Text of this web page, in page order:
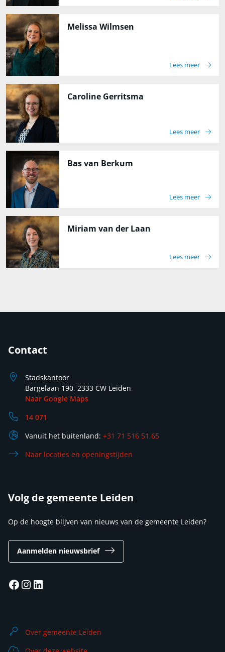
Melissa Wilmsen
Lees meer
Caroline Gerritsma
Lees meer
Bas van Berkum
Lees meer
Miriam van der Laan
Lees meer
Contact
Stadskantoor
Bargelaan 190, 2333 CW Leiden
Naar Google Maps
14 071
Vanuit het buitenland: +31 71 516 51 65
Naar locaties en openingstijden
Volg de gemeente Leiden
Op de hoogte blijven van nieuws van de gemeente Leiden?
Aanmelden nieuwsbrief
Facebook
Instagram
LinkedIn
Over gemeente Leiden